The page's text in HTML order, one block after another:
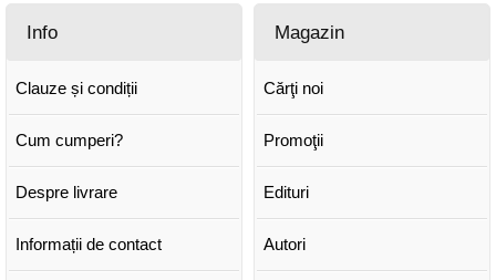
Info
Clauze și condiții
Cum cumperi?
Despre livrare
Informații de contact
Magazin
Cărţi noi
Promoţii
Edituri
Autori